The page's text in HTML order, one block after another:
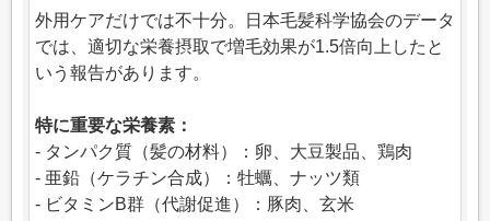
外用ケアだけでは不十分。日本毛髪科学協会のデータ
では、適切な栄養摂取で増毛効果が1.5倍向上したと
いう報告があります。
特に重要な栄養素：
- タンパク質（髪の材料）：卵、大豆製品、鶏肉
- 亜鉛（ケラチン合成）：牡蠣、ナッツ類
- ビタミンB群（代謝促進）：豚肉、玄米